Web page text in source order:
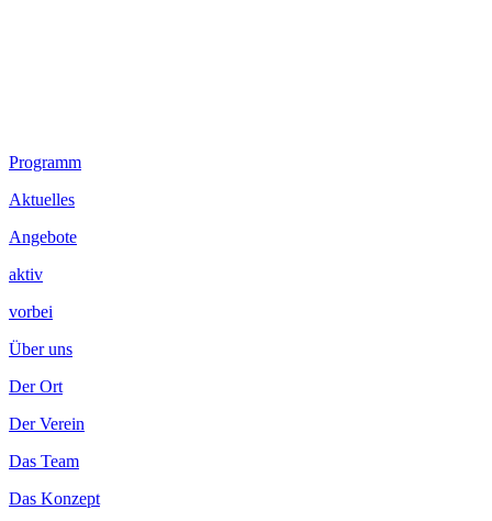
Footer
Inhalt
Programm
Aktuelles
Angebote
aktiv
vorbei
Über uns
Der Ort
Der Verein
Das Team
Das Konzept